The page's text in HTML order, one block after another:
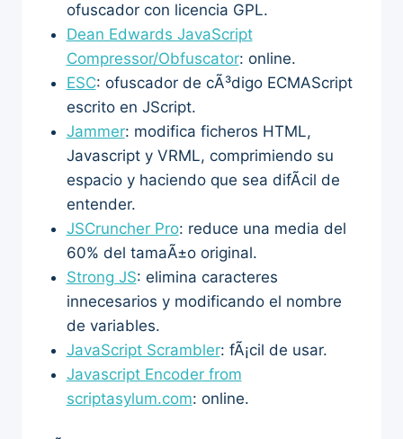
ofuscador con licencia GPL.
Dean Edwards JavaScript
Compressor/Obfuscator: online.
ESC: ofuscador de cÃ³digo ECMAScript
escrito en JScript.
Jammer: modifica ficheros HTML,
Javascript y VRML, comprimiendo su
espacio y haciendo que sea difÃ­cil de
entender.
JSCruncher Pro: reduce una media del
60% del tamaÃ±o original.
Strong JS: elimina caracteres
innecesarios y modificando el nombre
de variables.
JavaScript Scrambler: fÃ¡cil de usar.
Javascript Encoder from
scriptasylum.com: online.